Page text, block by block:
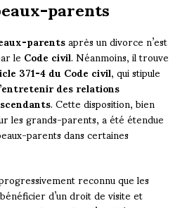
parentsaprès un divorce n’est
leCode civil. Néanmoins, il trouve
371-4 du Code civil, qui stipule
des relations
. Cette disposition, bien
les grands-parents, a été étendue
parents dans certaines
reconnu que les
d’un droit de visite et